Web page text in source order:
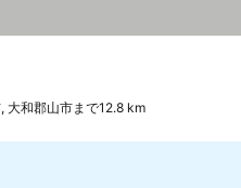
大和郡山市まで12.8 km